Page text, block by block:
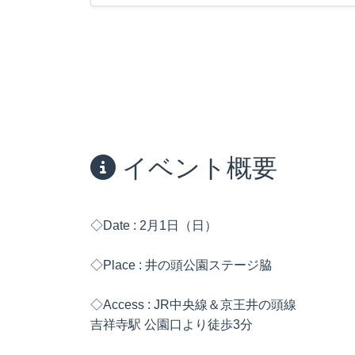
イベント概要
◇Date : 2月1日（日）
◇Place : 井の頭公園ステージ脇
◇Access : JR中央線＆京王井の頭線
吉祥寺駅 公園口より徒歩3分